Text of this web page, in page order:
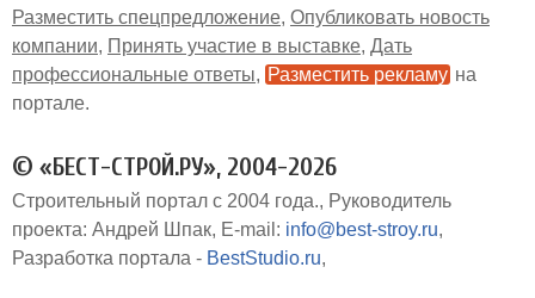
Разместить спецпредложение Опубликовать новость
компании
Принять участие в выставке Дать
профессиональные ответы
Разместить рекламу на
портале
© «БЕСТ-СТРОЙ.РУ», 2004-2026
Строительный портал с 2004 года.
Руководитель
проекта: Андрей Шпак E-mail: info@best-stroy.ru
Разработка портала - BestStudio.ru